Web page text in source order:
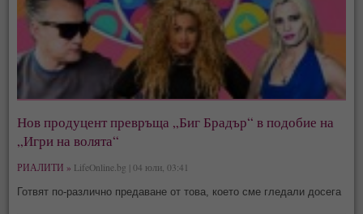
Нов продуцент превръща „Биг Брадър“ в подобие на
„Игри на волята“
РИАЛИТИ » LifeOnline.bg | 04 юли, 03:41
Готвят по-различно предаване от това, което сме гледали досега